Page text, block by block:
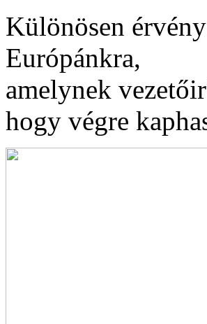
Különösen
Európánkra,
amelynek
hogy végre